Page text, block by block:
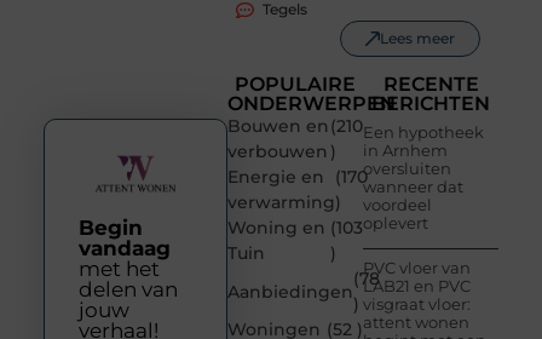
Tegels
Lees meer
POPULAIRE
ONDERWERPEN
Bouwen en
verbouwen
(210
)
Energie en
verwarming
(170
)
Woning en
Tuin
(103
)
Aanbiedingen
(78
)
Woningen (52 )
RECENTE
BERICHTEN
Een hypotheek
in Arnhem
oversluiten
wanneer dat
voordeel
oplevert
PVC vloer van
LAB21 en PVC
visgraat vloer:
attent wonen
Begin
vandaag
met het
delen van
jouw
verhaal!